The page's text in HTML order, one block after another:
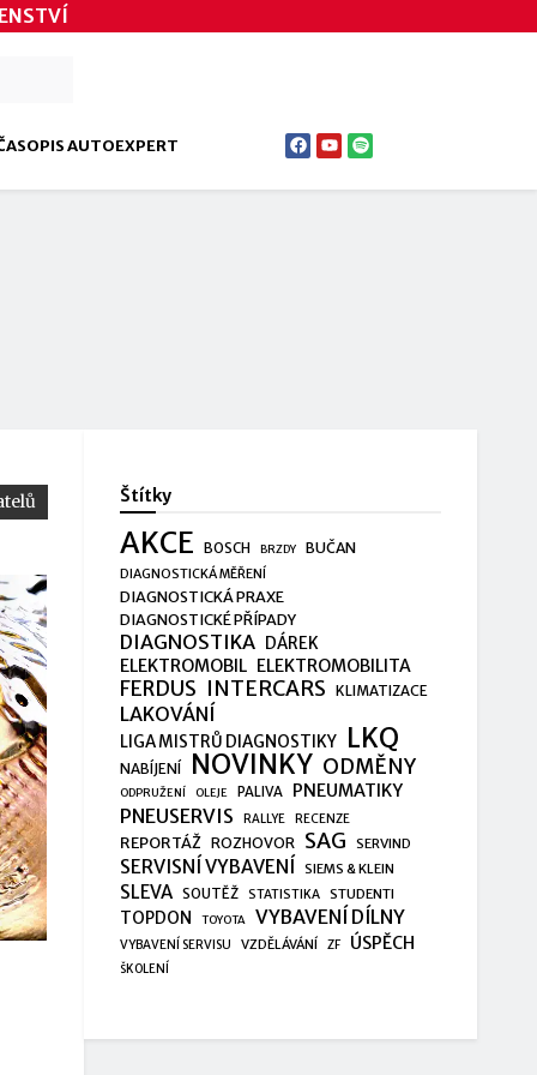
AUTOEXPERT
Štítky
AKCE BOSCH BRZDY BUČAN
DIAGNOSTICKÁ MĚŘENÍ
DIAGNOSTICKÁ PRAXE
DIAGNOSTICKÉ PŘÍPADY
DIAGNOSTIKA DÁREK
ELEKTROMOBIL ELEKTROMOBILITA
FERDUS INTERCARS KLIMATIZACE
LAKOVÁNÍ
LIGA MISTRŮ DIAGNOSTIKY LKQ
NABÍJENÍ NOVINKY ODMĚNY
ODPRUŽENÍ OLEJE PALIVA PNEUMATIKY
PNEUSERVIS RALLYE RECENZE
REPORTÁŽ ROZHOVOR SAG SERVIND
SERVISNÍ VYBAVENÍ SIEMS & KLEIN
SLEVA SOUTĚŽ STATISTIKA STUDENTI
TOPDON TOYOTA VYBAVENÍ DÍLNY
VYBAVENÍ SERVISU VZDĚLÁVÁNÍ ZF ÚSPĚCH
ŠKOLENÍ